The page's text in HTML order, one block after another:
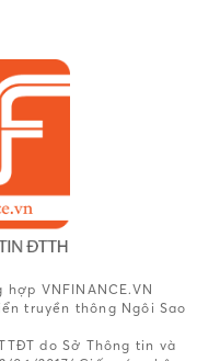
VNFINANCE.VN
truyền thông Ngôi Sao
do Sở Thông tin và